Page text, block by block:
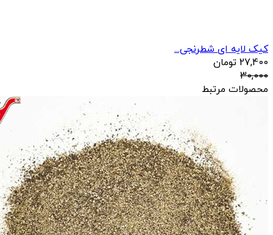
کیک لایه ای شطرنجی...
27,400 تومان
30,000
محصولات مرتبط